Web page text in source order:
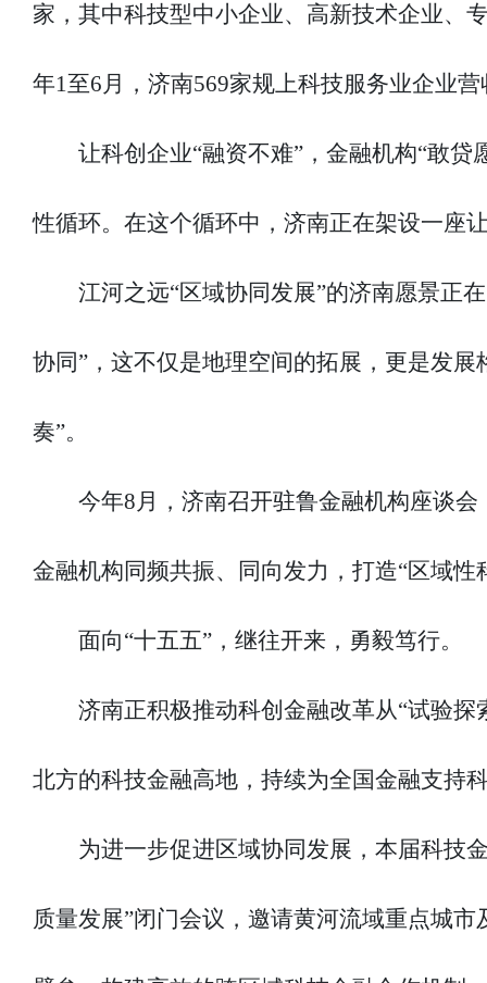
家，其中科技型中小企业、高新技术企业、
年1至6月，济南569家规上科技服务业企业
让科创企业“融资不难”，金融机构“敢
性循环。在这个循环中，济南正在架设一座
江河之远“区域协同发展”的济南愿景正
协同”，这不仅是地理空间的拓展，更是发
奏”。
今年8月，济南召开驻鲁金融机构座谈
金融机构同频共振、同向发力，打造“区域
面向“十五五”，继往开来，勇毅笃行。
济南正积极推动科创金融改革从“试验
北方的科技金融高地，持续为全国金融支持
为进一步促进区域协同发展，本届科技
质量发展”闭门会议，邀请黄河流域重点城